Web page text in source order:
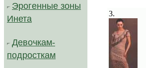
Эрогенные зоны
Инета
Девочкам-
подросткам
3.